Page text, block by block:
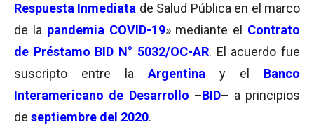
Respuesta Inmediata de Salud Pública en el marco
de la pandemia COVID-19» mediante el Contrato
de Préstamo BID N° 5032/OC-AR. El acuerdo fue
suscripto entre la Argentina y el
Banco
Interamericano de Desarrollo –BID– a principios
de septiembre del 2020.